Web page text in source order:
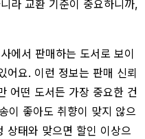
라 교환 기준이 중요하니까,
에서 판매하는 도서로 보이
어요. 이런 정보는 판매 신뢰
어떤 도서든 가장 중요한 건
이 좋아도 취향이 맞지 않으
상태와 맞으면 할인 이상으